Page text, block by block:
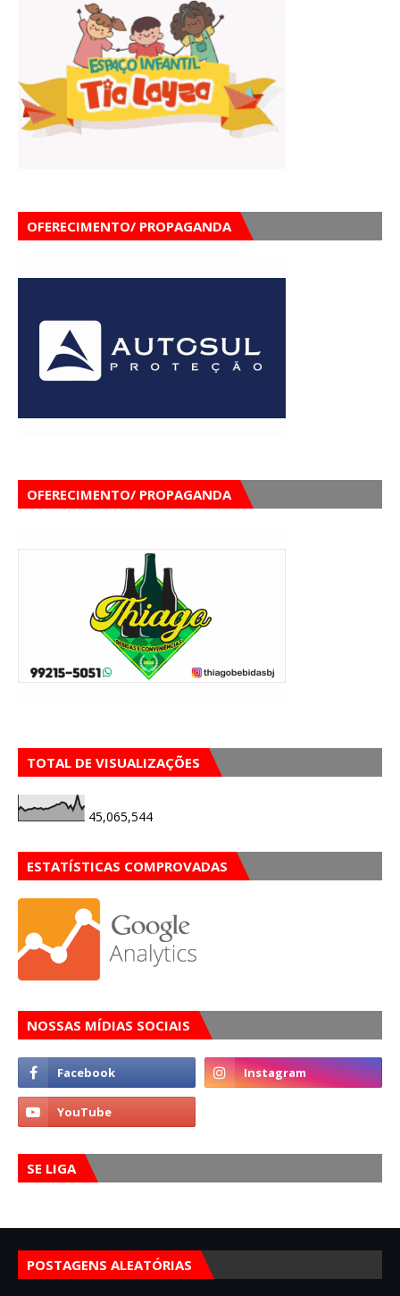
OFERECIMENTO/ PROPAGANDA
OFERECIMENTO/ PROPAGANDA
TOTAL DE VISUALIZAÇÕES
45,065,544
ESTATÍSTICAS COMPROVADAS
NOSSAS MÍDIAS SOCIAIS
SE LIGA
POSTAGENS ALEATÓRIAS